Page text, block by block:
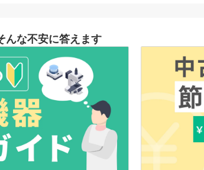
んな不安に答えます